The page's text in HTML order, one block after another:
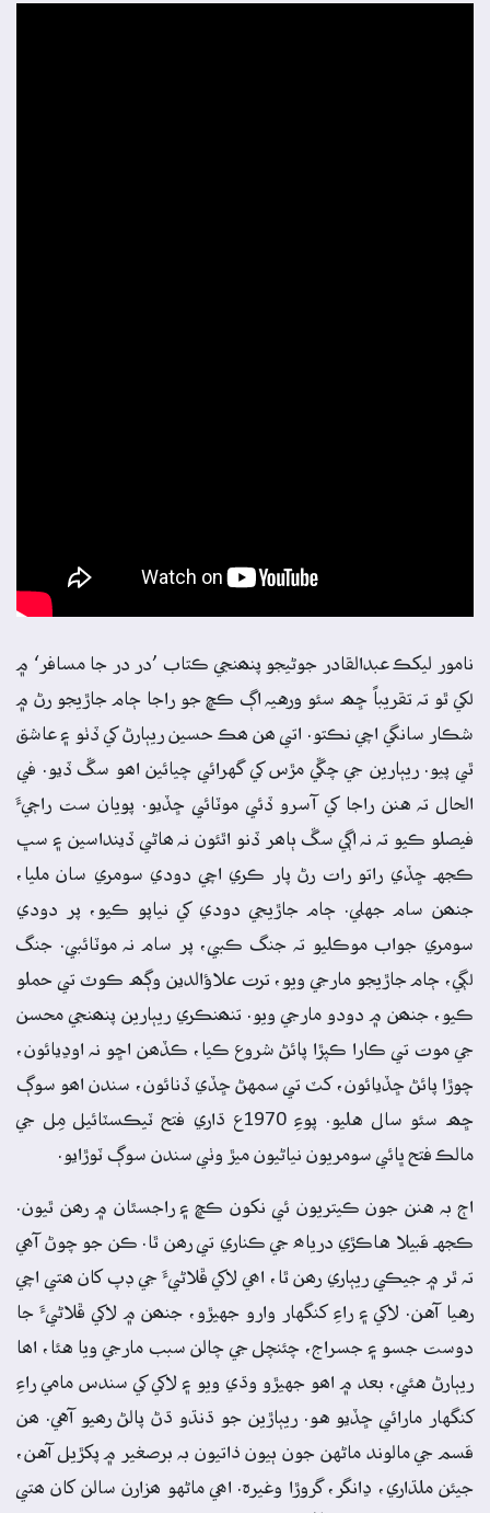
نامور ليکڪ عبدالقادر جوڻيجو پنھنجي ڪتاب ’در در جا مسافر‘ ۾
لکي ٿو تہ تقريباً ڇھہ سئو ورهيہ اڳ ڪڇ جو راجا ڄام جاڙيجو رڻ ۾
شڪار سانگي اچي نڪتو. اتي ھن ھڪ حسين ريٻارڻ کي ڏٺو ۽ عاشق
ٿي پيو. ريٻارين جي چڱي مڙس کي گهرائي چيائين اھو سڱ ڏيو. في
الحال تہ هنن راجا کي آسرو ڏئي موٽائي ڇڏيو. پويان ست راڄيءَ
فيصلو ڪيو تہ نہ اڳي سڱ ٻاھر ڏنو اٿئون نہ ھاڻي ڏينداسين ۽ سڀ
ڪجهہ ڇڏي راتو رات رڻ پار ڪري اچي دودي سومري سان مليا،
جنھن سام جهلي. ڄام جاڙيجي دودي کي نياپو ڪيو، پر دودي
سومري جواب موڪليو تہ جنگ ڪبي، پر سام نہ موٽائبي. جنگ
لڳي، ڄام جاڙيجو مارجي ويو، ترت علاؤالدين وڳھہ ڪوٽ تي حملو
ڪيو، جنھن ۾ دودو مارجي ويو. تنھنڪري ريٻارين پنھنجي محسن
جي موت تي ڪارا ڪپڙا پائڻ شروع ڪيا، ڪڏھن اڇو نہ اوڍيائون،
چوڙا پائڻ ڇڏيائون، کٽ تي سمهڻ ڇڏي ڏنائون، سندن اھو سوڳ
ڇھہ سئو سال هليو. پوءِ 1970ع ڌاري فتح ٽيڪسٽائيل مِل جي
مالڪ فتح ڀائي سومريون نياڻيون ميڙ وٺي سندن سوڳ ٽوڙايو.
اڄ بہ هنن جون ڪيتريون ئي نکون ڪڇ ۽ راجسٿان ۾ رھن ٿيون.
ڪجهہ قبيلا هاڪڙي درياھ جي ڪناري تي رھن ٿا. ڪن جو چوڻ آھي
تہ ٿر ۾ جيڪي ريٻاري رھن ٿا، اھي لاکي ڦلاڻيءَ جي ڊپ کان ھتي اچي
رهيا آهن. لاکي ۽ راءِ کنگهار وارو جهيڙو، جنھن ۾ لاکي ڦلاڻيءَ جا
دوست جسو ۽ جسراج، چئنچل جي چالن سبب مارجي ويا هئا، اھا
ريٻارڻ هئي، بعد ۾ اھو جهيڙو وڌي ويو ۽ لاکي کي سندس مامي راءِ
کنگهار مارائي ڇڏيو هو. ريٻاڙين جو ڌنڌو ڌڻ پالڻ رھيو آهي. ھن
قسم جي مالوند ماڻهن جون ٻيون ذاتيون بہ برصغير ۾ پکڙيل آهن،
جيئن ملڌاري، ڍانگر، گروڙا وغيرہ. اھي ماڻهو ھزارن سالن کان ھتي